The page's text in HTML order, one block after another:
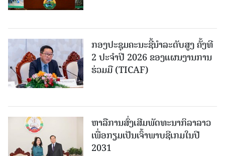
ກອງປະຊຸມຄະນະຊີ້ນຳລະດັບສູງ ຄັ້ງທີ
2 ປະຈຳປີ 2026 ຂອງແຜນງານການ
ຮ່ວມມື (TICAF)
ຫາລືການສົ່ງເສີມພັດທະນາກິລາລາວ
ເພື່ອກຽມເປັນເຈົ້າພາບຊີເກມໃນປີ
2031